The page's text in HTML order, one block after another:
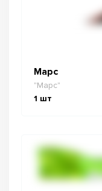
Марс
"Марс"
1 шт